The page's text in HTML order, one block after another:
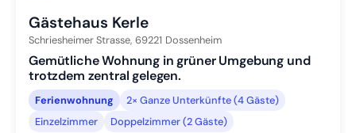
Gästehaus Kerle
Schriesheimer Strasse, 69221 Dossenheim
Gemütliche Wohnung in grüner Umgebung und
trotzdem zentral gelegen.
Ferienwohnung
2× Ganze Unterkünfte (4 Gäste)
Einzelzimmer
Doppelzimmer (2 Gäste)